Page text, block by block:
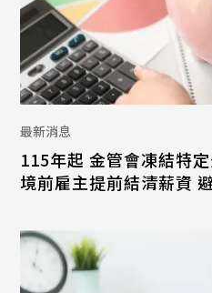
最新消息
115年起 金管會凍結特
境前雇主提前結清薪資